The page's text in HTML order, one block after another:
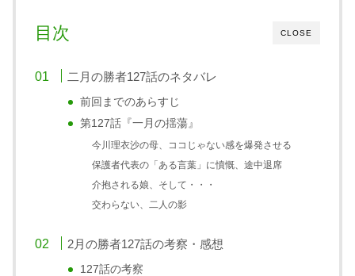
CLOSE
目次
二月の勝者127話のネタバレ
前回までのあらすじ
第127話『一月の揺蕩』
今川理衣沙の母、ココじゃない感を爆発させる
保護者代表の「ある言葉」に憤慨、途中退席
介抱される娘、そして・・・
交わらない、二人の影
2月の勝者127話の考察・感想
127話の考察